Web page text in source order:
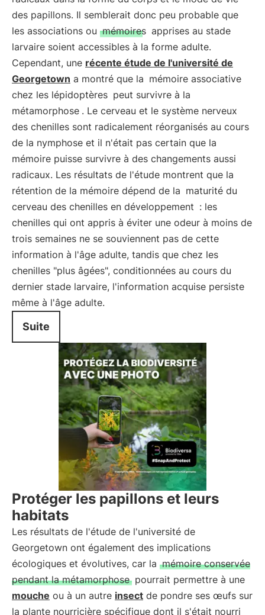
des papillons. Il semblerait donc peu probable que
les associations ou mémoires apprises au stade
larvaire soient accessibles à la forme adulte.
Cependant, une récente étude de l'université de
Georgetown a montré que la mémoire associative
chez les lépidoptères peut survivre à la
métamorphose . Le cerveau et le système nerveux
des chenilles sont radicalement réorganisés au cours
de la nymphose et il n'était pas certain que la
mémoire puisse survivre à des changements aussi
radicaux. Les résultats de l'étude montrent que la
rétention de la mémoire dépend de la maturité du
cerveau des chenilles en développement : les
chenilles qui ont appris à éviter une odeur à moins de
trois semaines ne se souviennent pas de cette
information à l'âge adulte, tandis que chez les
chenilles "plus âgées", conditionnées au cours du
dernier stade larvaire, l'information acquise persiste
même à l'âge adulte.
Suite
Protéger les papillons et leurs
habitats
Les résultats de l'étude de l'université de
Georgetown ont également des implications
écologiques et évolutives, car la mémoire conservée
pendant la métamorphose pourrait permettre à une
mouche ou à un autre insect de pondre ses œufs sur
la plante nourricière spécifique dont il s'était nourri